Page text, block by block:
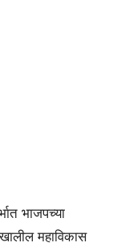
भाजपच्या
महाविकास